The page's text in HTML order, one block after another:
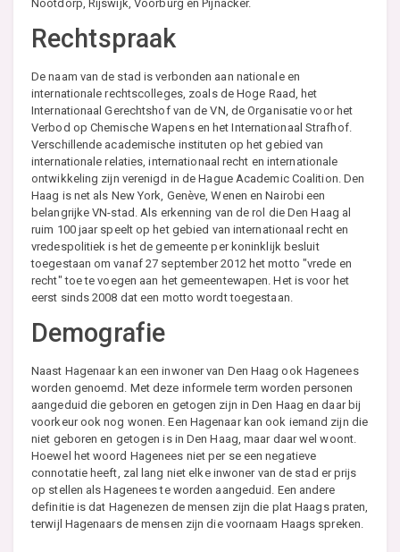
Nootdorp, Rijswijk, Voorburg en Pijnacker.
Rechtspraak
De naam van de stad is verbonden aan nationale en
internationale rechtscolleges, zoals de Hoge Raad, het
Internationaal Gerechtshof van de VN, de Organisatie voor het
Verbod op Chemische Wapens en het Internationaal Strafhof.
Verschillende academische instituten op het gebied van
internationale relaties, internationaal recht en internationale
ontwikkeling zijn verenigd in de Hague Academic Coalition. Den
Haag is net als New York, Genève, Wenen en Nairobi een
belangrijke VN-stad. Als erkenning van de rol die Den Haag al
ruim 100 jaar speelt op het gebied van internationaal recht en
vredespolitiek is het de gemeente per koninklijk besluit
toegestaan om vanaf 27 september 2012 het motto "vrede en
recht" toe te voegen aan het gemeentewapen. Het is voor het
eerst sinds 2008 dat een motto wordt toegestaan.
Demografie
Naast Hagenaar kan een inwoner van Den Haag ook Hagenees
worden genoemd. Met deze informele term worden personen
aangeduid die geboren en getogen zijn in Den Haag en daar bij
voorkeur ook nog wonen. Een Hagenaar kan ook iemand zijn die
niet geboren en getogen is in Den Haag, maar daar wel woont.
Hoewel het woord Hagenees niet per se een negatieve
connotatie heeft, zal lang niet elke inwoner van de stad er prijs
op stellen als Hagenees te worden aangeduid. Een andere
definitie is dat Hagenezen de mensen zijn die plat Haags praten,
terwijl Hagenaars de mensen zijn die voornaam Haags spreken.